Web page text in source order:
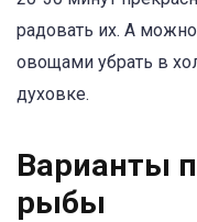
радовать их. А
овощами убрать в
духовке.
Варианты
рыбы